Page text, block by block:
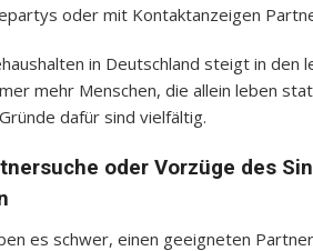
oder mit Kontaktanzeigen
in Deutschland steigt in den
mehr Menschen, die allein leben
dafür sind vielfältig.
oder Vorzüge des
es schwer, einen geeigneten